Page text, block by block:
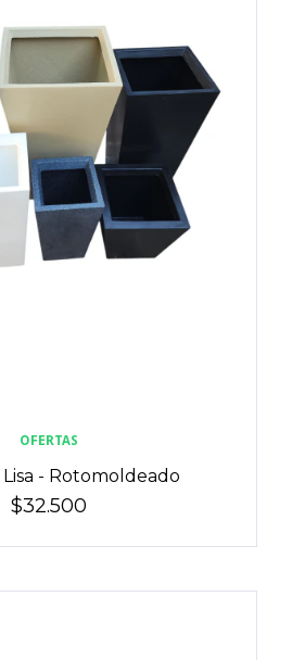
OFERTAS
Lisa - Rotomoldeado
$32.500